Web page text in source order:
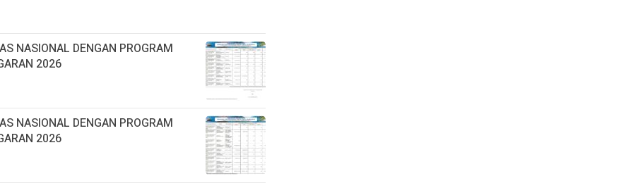
NASIONAL DENGAN PROGRAM
2026
NASIONAL DENGAN PROGRAM
2026